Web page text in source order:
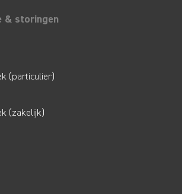
& storingen
(particulier)
(zakelijk)